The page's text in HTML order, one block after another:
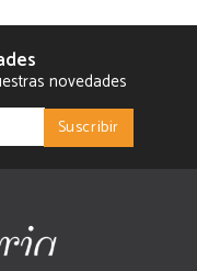
novedades